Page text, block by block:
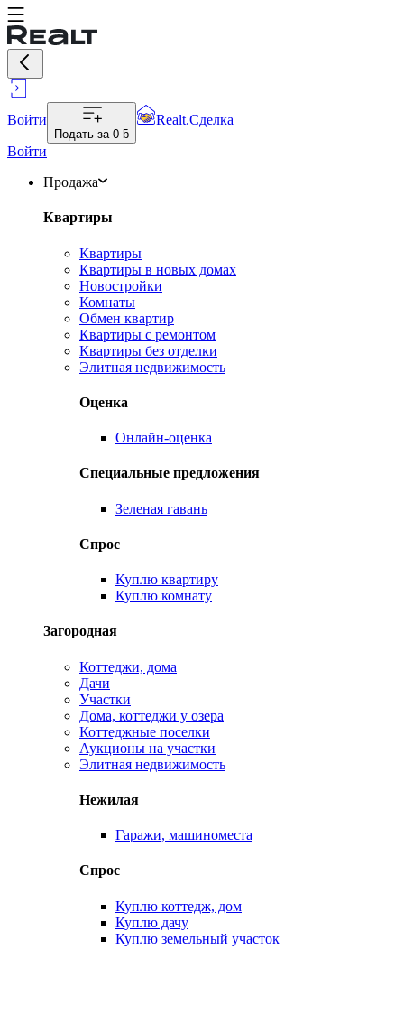
Войти
Подать за 0 ƃ
Realt.Сделка
Войти
Продажа
Квартиры
Квартиры
Квартиры в новых домах
Новостройки
Комнаты
Обмен квартир
Квартиры с ремонтом
Квартиры без отделки
Элитная недвижимость
Оценка
Онлайн-оценка
Специальные предложения
Зеленая гавань
Спрос
Куплю квартиру
Куплю комнату
Загородная
Коттеджи, дома
Дачи
Участки
Дома, коттеджи у озера
Коттеджные поселки
Аукционы на участки
Элитная недвижимость
Нежилая
Гаражи, машиноместа
Спрос
Куплю коттедж, дом
Куплю дачу
Куплю земельный участок